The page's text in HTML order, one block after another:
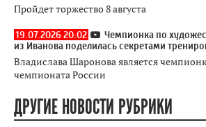
Пройдет торжество 8 августа
19.07.2026 20:02
Чемпионка по
из Иванова поделилась секретами
Владислава Шаронова является
чемпионата России
ДРУГИЕ НОВОСТИ РУБРИКИ